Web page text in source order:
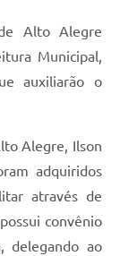
Alto Alegre
Municipal,
auxiliarão o
Alegre, Ilson
adquiridos
através de
convênio
delegando ao